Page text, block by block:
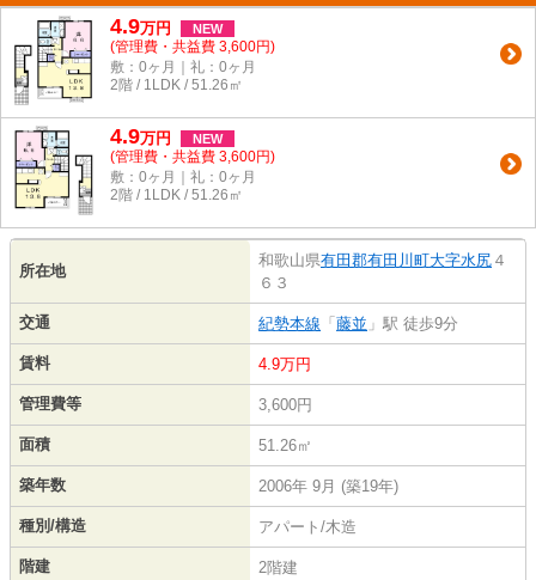
4.9万円 NEW
(管理費・共益費 3,600円)
敷：0ヶ月｜礼：0ヶ月
2階 / 1LDK / 51.26㎡
4.9万円 NEW
(管理費・共益費 3,600円)
敷：0ヶ月｜礼：0ヶ月
2階 / 1LDK / 51.26㎡
所在地
和歌山県有田郡有田川町大字水尻 ４
６３
交通 紀勢本線 「 藤並 」駅 徒歩9分
賃料 4.9万円
管理費等 3,600円
面積 51.26㎡
築年数 2006年 9月 (築19年)
種別/構造 アパート/木造
階建 2階建